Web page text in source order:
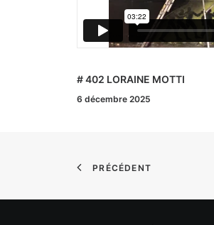
# 401 CODEX URBANUS
8 novembre 2025
PRÉCÉDENT